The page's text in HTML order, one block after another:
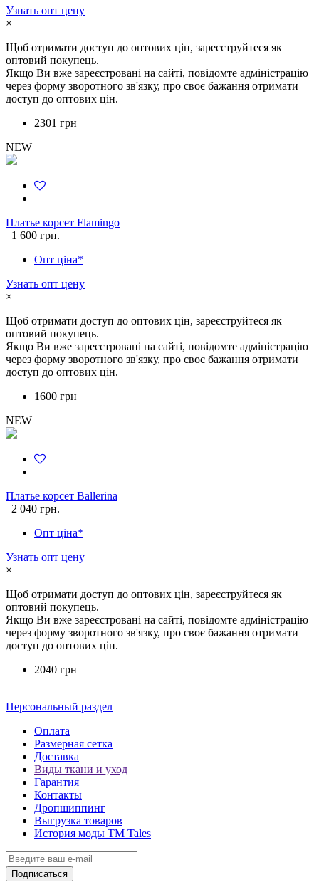
Узнать опт цену
×
Щоб отримати доступ до оптових цін, зареєструйтеся як
оптовий покупець.
Якщо Ви вже зареєстровані на сайті, повідомте адміністрацію
через форму зворотного зв'язку, про своє бажання отримати
доступ до оптових цін.
2301 грн
NEW
Платье корсет Flamingo
1 600 грн.
Опт ціна*
Узнать опт цену
×
Щоб отримати доступ до оптових цін, зареєструйтеся як
оптовий покупець.
Якщо Ви вже зареєстровані на сайті, повідомте адміністрацію
через форму зворотного зв'язку, про своє бажання отримати
доступ до оптових цін.
1600 грн
NEW
Платье корсет Ballerina
2 040 грн.
Опт ціна*
Узнать опт цену
×
Щоб отримати доступ до оптових цін, зареєструйтеся як
оптовий покупець.
Якщо Ви вже зареєстровані на сайті, повідомте адміністрацію
через форму зворотного зв'язку, про своє бажання отримати
доступ до оптових цін.
2040 грн
Персональный раздел
Оплата
Размерная сетка
Доставка
Виды ткани и уход
Гарантия
Контакты
Дропшиппинг
Выгрузка товаров
История моды ТМ Tales
Подписаться